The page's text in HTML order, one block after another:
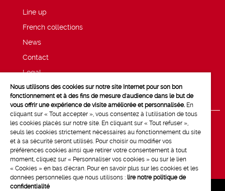
Line up
French collections
News
Contact
Legal
Privacy and cookie policy
Nous utilisons des cookies sur notre site Internet pour son bon
fonctionnement et à des fins de mesure d'audience dans le but de
vous offrir une expérience de visite améliorée et personnalisée. En
cliquant sur « Tout accepter », vous consentez à l'utilisation de tous
les cookies placés sur notre site. En cliquant sur « Tout refuser »,
seuls les cookies strictement nécessaires au fonctionnement du site
et à sa sécurité seront utilisés. Pour choisir ou modifier vos
préférences cookies ainsi que retirer votre consentement à tout
moment, cliquez sur « Personnaliser vos cookies » ou sur le lien
« Cookies » en bas d'écran. Pour en savoir plus sur les cookies et les
données personnelles que nous utilisons : lire notre politique de
confidentialité